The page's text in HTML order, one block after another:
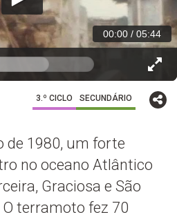
00:00 / 05:44
3.º CICLO SECUNDÁRIO
de 1980, um forte
no oceano Atlântico
Graciosa e São
terramoto fez 70